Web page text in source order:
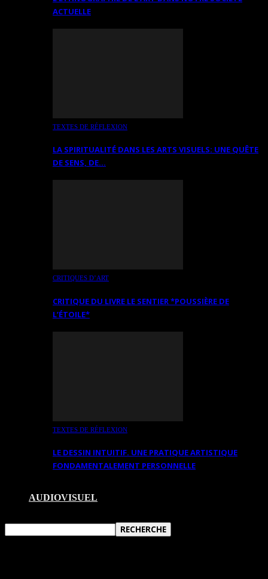
ACTUELLE
TEXTES DE RÉFLEXION
LA SPIRITUALITÉ DANS LES ARTS VISUELS: UNE QUÊTE
DE SENS, DE…
CRITIQUES D’ART
CRITIQUE DU LIVRE LE SENTIER *POUSSIÈRE DE
L’ÉTOILE*
TEXTES DE RÉFLEXION
LE DESSIN INTUITIF. UNE PRATIQUE ARTISTIQUE
FONDAMENTALEMENT PERSONNELLE
AUDIOVISUEL